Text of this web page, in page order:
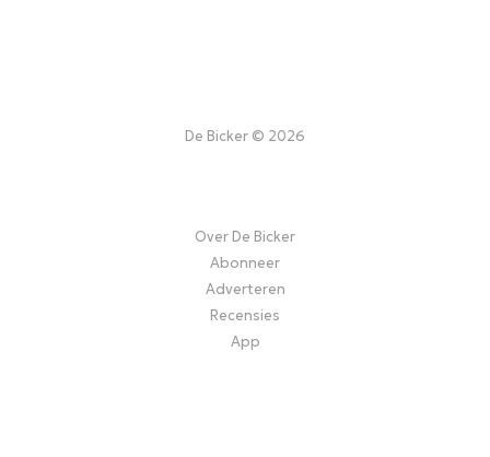
De Bicker © 2026
Over De Bicker
Abonneer
Adverteren
Recensies
App